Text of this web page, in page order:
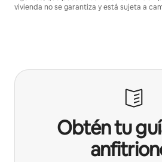
vivienda no se garantiza y está sujeta a
Obtén tu